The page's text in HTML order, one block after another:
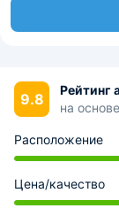
9.8
Рейтинг
на
Расположение
Цена/качество